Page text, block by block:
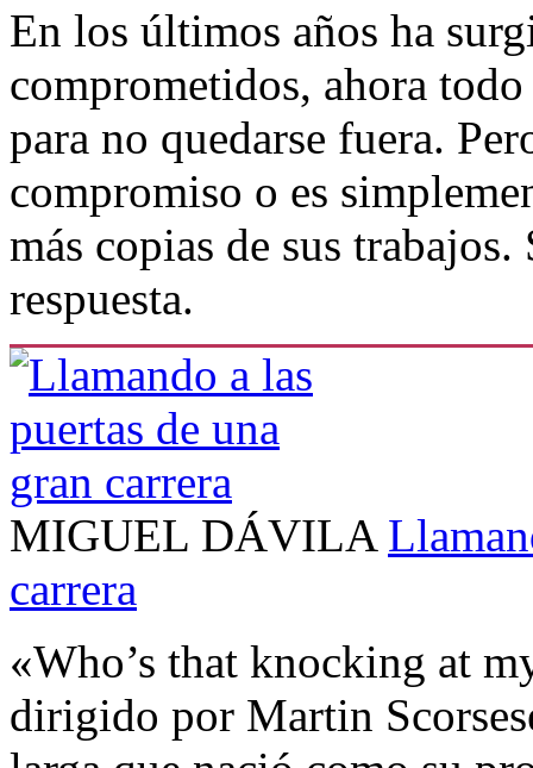
En los últimos años ha
comprometidos, ahora
para no quedarse fuera.
compromiso o es
más copias de sus
respuesta.
MIGUEL DÁVILA
carrera
«Who’s that knocking at
dirigido por Martin